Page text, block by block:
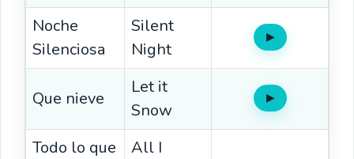
Noche
Silenciosa
Silent
Night
▶Oír
Que nieve
Let it
Snow
▶Oír
Todo lo que
All I